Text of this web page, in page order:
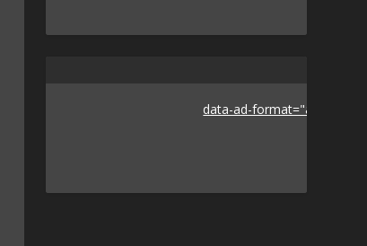
data-ad-format="auto">